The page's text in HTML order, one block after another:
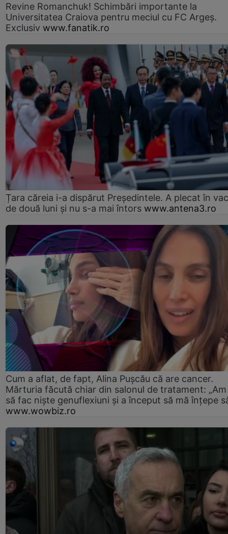
Revine Romanchuk! Schimbări importante la
Universitatea Craiova pentru meciul cu FC Argeş.
Exclusiv www.fanatik.ro
Țara căreia i-a dispărut Președintele. A plecat în
de două luni și nu s-a mai întors www.antena3.ro
Cum a aflat, de fapt, Alina Pușcău că are cancer.
Mărturia făcută chiar din salonul de tratament:
să fac niște genuflexiuni și a început să mă înțepe
www.wowbiz.ro